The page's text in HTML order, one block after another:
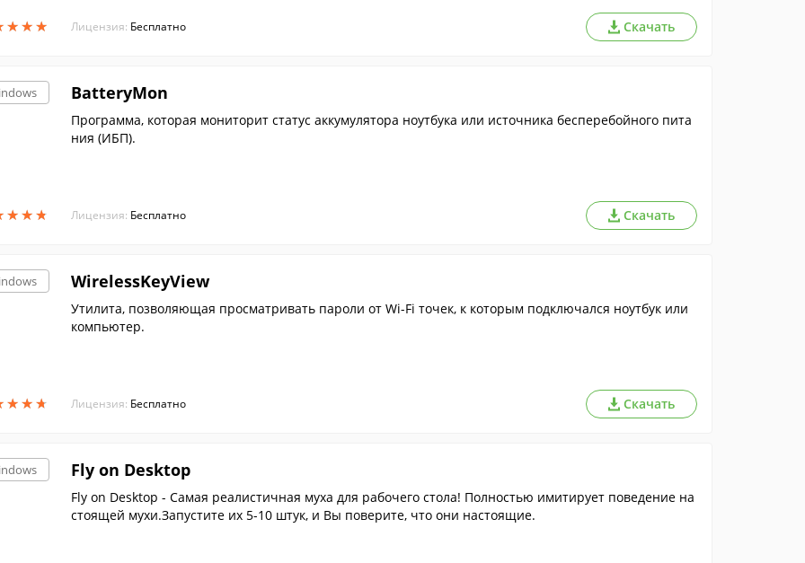
★★★
★★★ Лицензия: Бесплатно Скачать
★★★
★★★
BatteryMon
Программа, которая мониторит статус аккумулятора ноутбука или источника бесперебойного пита
ния (ИБП).
Лицензия: Бесплатно Скачать
★★★
★★★
WirelessKeyView
Утилита, позволяющая просматривать пароли от Wi-Fi точек, к которым подключался ноутбук или
компьютер.
Лицензия: Бесплатно Скачать
Fly on Desktop
Fly on Desktop - Самая реалистичная муха для рабочего стола! Полностью имитирует поведение на
стоящей мухи.Запустите их 5-10 штук, и Вы поверите, что они настоящие.